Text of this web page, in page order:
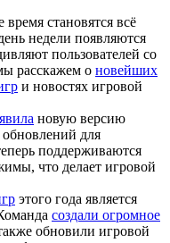
время становятся всё
недели появляются
пользователей со
расскажем о новейших
и новостях игровой
новую версию
обновлений для
поддерживаются
что делает игровой
этого года является
создали огромное
обновили игровой